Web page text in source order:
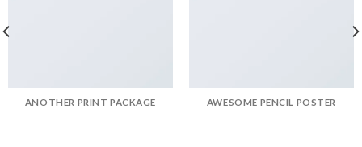
ANOTHER PRINT PACKAGE AWESOME PENCIL POSTER